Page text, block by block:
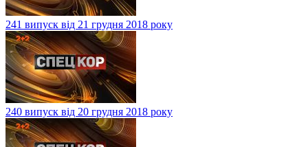
241 випуск від 21 грудня 2018 року
240 випуск від 20 грудня 2018 року